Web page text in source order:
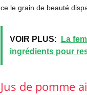
ce le grain de beauté
VOIR PLUS:
La
ingrédients pour
Jus de pomme